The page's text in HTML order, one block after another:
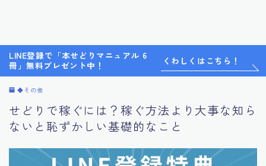
LINE登録で「本せどりマニュアル 6
冊」無料プレゼント中！
くわしくはこちら！
◆その他
せどりで稼ぐには？稼ぐ方法より大事な知ら
ないと恥ずかしい基礎的なこと